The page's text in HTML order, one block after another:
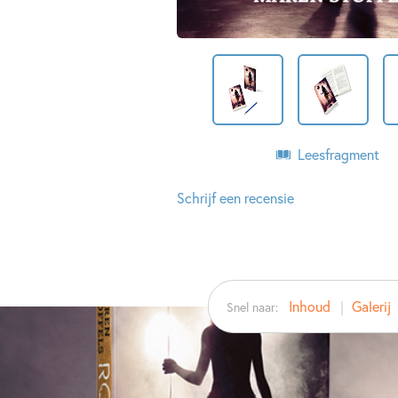
Leesfragment
Schrijf een recensie
Snel naar: Inhoud Galerij